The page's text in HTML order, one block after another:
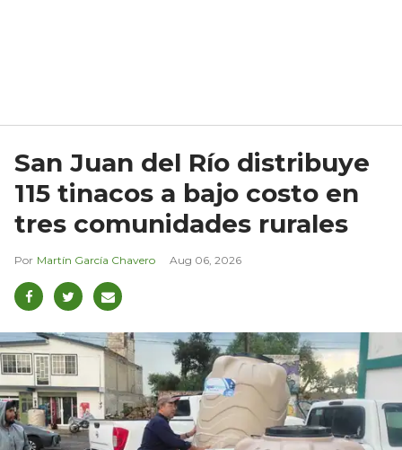
San Juan del Río distribuye
115 tinacos a bajo costo en
tres comunidades rurales
Martín García Chavero Aug 06, 2026